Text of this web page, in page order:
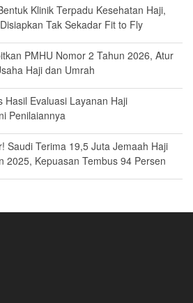
Klinik Terpadu Kesehatan Haji,
Tak Sekadar Fit to Fly
PMHU Nomor 2 Tahun 2026, Atur
Haji dan Umrah
Hasil Evaluasi Layanan Haji
Penilaiannya
Saudi Terima 19,5 Juta Jemaah Haji
2025, Kepuasan Tembus 94 Persen